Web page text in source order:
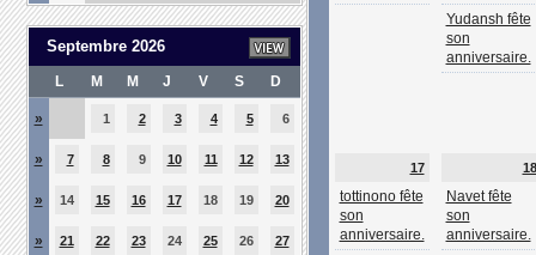
Septembre 2026
L M M J V S D
» 1 2 3 4 5 6
» 7 8 9 10 11 12 13
» 14 15 16 17 18 19 20
» 21 22 23 24 25 26 27
Yudansh fête
son
anniversaire.
17
tottinono fête
son
anniversaire.
18
Navet fête
son
anniversaire.